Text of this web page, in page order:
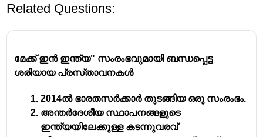
Related Questions:
മേക്ക് ഇൻ ഇന്ത്യ" സംരംഭവുമായി ബന്ധപ്പെട്ട
ശരിയായ പ്രസ്‌താവനകൾ
2014ൽ ഭാരതസർക്കാർ തുടങ്ങിയ ഒരു സംരംഭം.
അന്തർദേശീയ സ്ഥാപനങ്ങളുടെ
ഇന്ത്യയിലേക്കുള്ള കടന്നുവരവ്